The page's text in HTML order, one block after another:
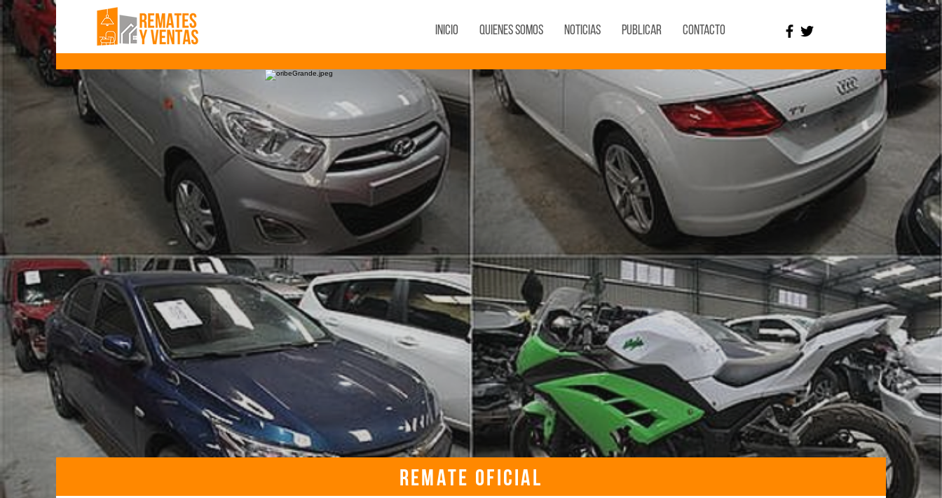
Inicio Quienes Somos Noticias Publicar Contacto
REMATE OFICIAL